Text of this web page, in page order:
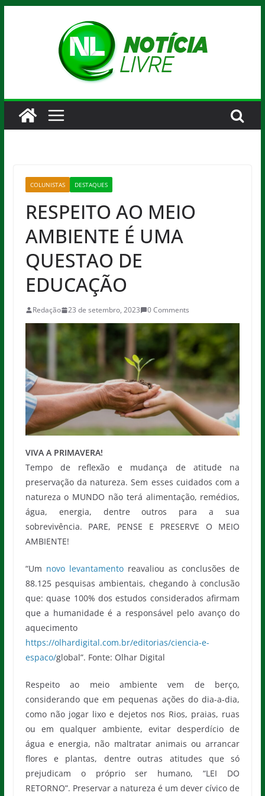
COLUNISTAS DESTAQUES
RESPEITO AO MEIO
AMBIENTE É UMA
QUESTAO DE
EDUCAÇÃO
Redação 23 de setembro, 2023 0 Comments
VIVA A PRIMAVERA!
Tempo de reflexão e mudança de atitude na
preservação da natureza. Sem esses cuidados com a
natureza o MUNDO não terá alimentação, remédios,
água, energia, dentre outros para a sua
sobrevivência. PARE, PENSE E PRESERVE O MEIO
AMBIENTE!
“Um novo levantamentoreavaliou as conclusões de
88.125 pesquisas ambientais, chegando à conclusão
que: quase 100% dos estudos considerados afirmam
que a humanidade é a responsável pelo avanço do
aquecimento
https://olhardigital.com.br/editorias/ciencia-e-
espaco/global”. Fonte: Olhar Digital
Respeito ao meio ambiente vem de berço,
considerando que em pequenas ações do dia-a-dia,
como não jogar lixo e dejetos nos Rios, praias, ruas
ou em qualquer ambiente, evitar desperdício de
água e energia, não maltratar animais ou arrancar
flores e plantas, dentre outras atitudes que só
prejudicam o próprio ser humano, “LEI DO
RETORNO”. Preservar a natureza é um dever cívico de